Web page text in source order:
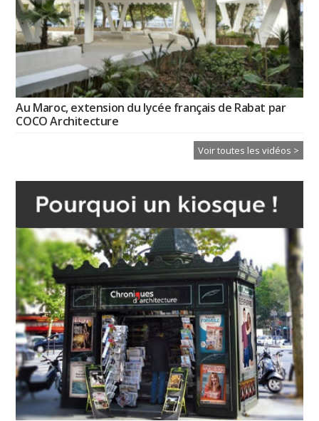
Au Maroc, extension du lycée français de Rabat par
COCO Architecture
Voir toutes les vidéos >